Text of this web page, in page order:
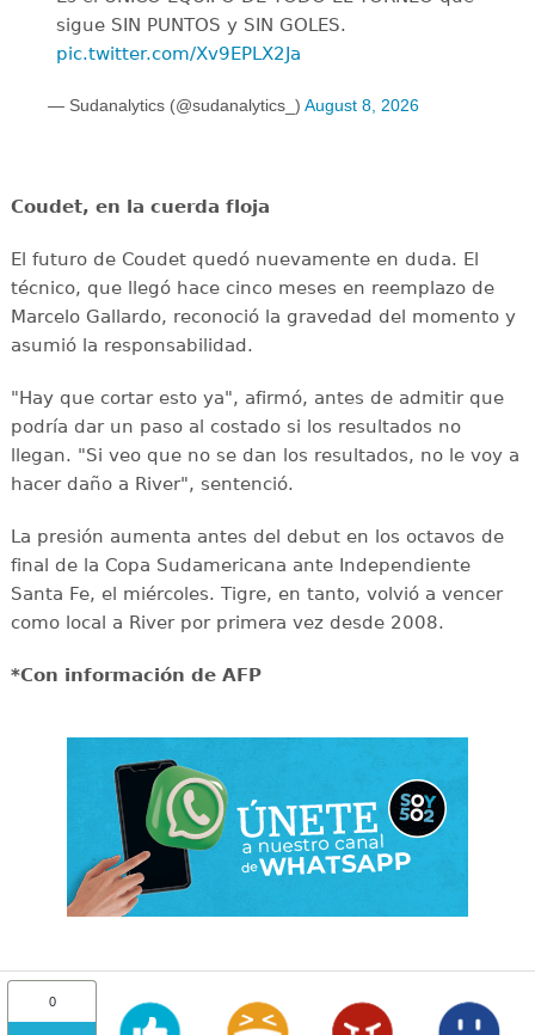
sigue SIN PUNTOS y SIN GOLES.
pic.twitter.com/Xv9EPLX2Ja
— Sudanalytics (@sudanalytics_) August 8, 2026
Coudet, en la cuerda floja
El futuro de Coudet quedó nuevamente en duda. El
técnico, que llegó hace cinco meses en reemplazo de
Marcelo Gallardo, reconoció la gravedad del momento y
asumió la responsabilidad.
"Hay que cortar esto ya", afirmó, antes de admitir que
podría dar un paso al costado si los resultados no
llegan. "Si veo que no se dan los resultados, no le voy a
hacer daño a River", sentenció.
La presión aumenta antes del debut en los octavos de
final de la Copa Sudamericana ante Independiente
Santa Fe, el miércoles. Tigre, en tanto, volvió a vencer
como local a River por primera vez desde 2008.
*Con información de AFP
0